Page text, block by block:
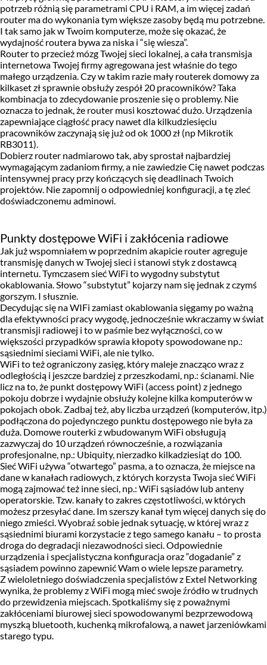
potrzeb różnią się parametrami CPU i RAM, a im więcej zadań
router ma do wykonania tym większe zasoby będą mu potrzebne.
I tak samo jak w Twoim komputerze, może się okazać, że
wydajność routera bywa za niska i “się wiesza”.
Router to przecież mózg Twojej sieci lokalnej, a cała transmisja
internetowa Twojej firmy agregowana jest właśnie do tego
małego urządzenia. Czy w takim razie mały routerek domowy za
kilkaset zł sprawnie obsłuży zespół 20 pracowników? Taka
kombinacja to zdecydowanie proszenie się o problemy. Nie
oznacza to jednak, że router musi kosztować dużo. Urządzenia
zapewniające ciągłość pracy nawet dla kilkudziesięciu
pracowników zaczynają się już od ok 1000 zł (np Mikrotik
RB3011).
Dobierz router nadmiarowo tak, aby sprostał najbardziej
wymagającym zadaniom firmy, a nie zawiedzie Cię nawet podczas
intensywnej pracy przy kończących się deadlinach Twoich
projektów. Nie zapomnij o odpowiedniej konfiguracji, a tę zleć
doświadczonemu adminowi.
Punkty dostępowe WiFi i zakłócenia radiowe
Jak już wspomniałem w poprzednim akapicie router agreguje
transmisję danych w Twojej sieci i stanowi styk z dostawcą
internetu. Tymczasem sieć WiFi to wygodny substytut
okablowania. Słowo “substytut” kojarzy nam się jednak z czymś
gorszym. I słusznie.
Decydując się na WIFi zamiast okablowania sięgamy po ważną
dla efektywności pracy wygodę, jednocześnie wkraczamy w świat
transmisji radiowej i to w paśmie bez wyłączności, co w
większości przypadków sprawia kłopoty spowodowane np.:
sąsiednimi sieciami WiFi, ale nie tylko.
WiFi to też ograniczony zasięg, który maleje znacząco wraz z
odległością i jeszcze bardziej z przeszkodami, np.: ścianami. Nie
licz na to, że punkt dostępowy WiFi (access point) z jednego
pokoju dobrze i wydajnie obsłuży kolejne kilka komputerów w
pokojach obok. Zadbaj też, aby liczba urządzeń (komputerów, itp.)
podłączona do pojedynczego punktu dostępowego nie była za
duża. Domowe routerki z wbudowanym WiFi obsługują
zazwyczaj do 10 urządzeń równocześnie, a rozwiązania
profesjonalne, np.: Ubiquity, nierzadko kilkadziesiąt do 100.
Sieć WiFi używa “otwartego” pasma, a to oznacza, że miejsce na
dane w kanałach radiowych, z których korzysta Twoja sieć WiFi
mogą zajmować też inne sieci, np.: WiFi sąsiadów lub anteny
operatorskie. Tzw. kanały to zakres częstotliwości, w których
możesz przesyłać dane. Im szerszy kanał tym więcej danych się do
niego zmieści. Wyobraź sobie jednak sytuację, w której wraz z
sąsiednimi biurami korzystacie z tego samego kanału – to prosta
droga do degradacji niezawodności sieci. Odpowiednie
urządzenia i specjalistyczna konfiguracja oraz “dogadanie” z
sąsiadem powinno zapewnić Wam o wiele lepsze parametry.
Z wieloletniego doświadczenia specjalistów z Extel Networking
wynika, że problemy z WiFi mogą mieć swoje źródło w trudnych
do przewidzenia miejscach. Spotkaliśmy się z poważnymi
zakłóceniami biurowej sieci spowodowanymi bezprzewodową
myszką bluetooth, kuchenką mikrofalową, a nawet jarzeniówkami
starego typu.